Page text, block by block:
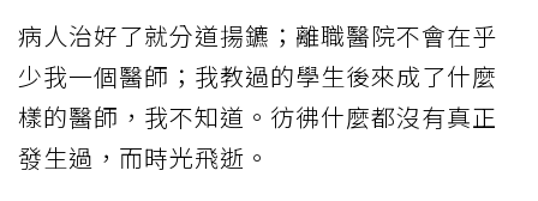
病人治好了就分道揚鑣；離職醫院不會在乎
少我一個醫師；我教過的學生後來成了什麼
樣的醫師，我不知道。彷彿什麼都沒有真正
發生過，而時光飛逝。